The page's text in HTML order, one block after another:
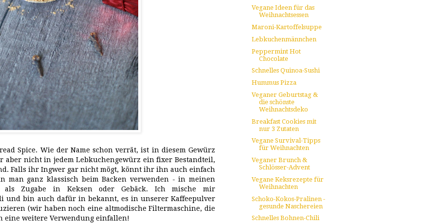
Spice. Wie der Name schon verrät, ist in diesem Gewürz
nicht in jedem Lebkuchengewürz ein fixer Bestandteil,
Falls ihr Ingwer gar nicht mögt, könnt ihr ihn auch einfach
man ganz klassisch beim Backen verwenden - in meinen
Zugabe in Keksen oder Gebäck. Ich mische mir
und bin auch dafür in bekannt, es in unserer Kaffeepulver
(wir haben noch eine altmodische Filtermaschine, die
eine weitere Verwendung einfallen!
Vegane Ideen für das
Weihnachtsessen
Maroni-Kartoffelsuppe
Lebkuchenmännchen
Peppermint Hot
Chocolate
Schnelles Quinoa-Sushi
Hummus Pizza
Veganer Geburtstag &
die schönste
Weihnachtsdeko
Breakfast Cookies mit
nur 3 Zutaten
Vegane Survival-Tipps
für Weihnachten
Veganer Brunch &
Schlösser-Advent
Vegane Keksrezepte für
Weihnachten
Schoko-Kokos-Pralinen -
gesunde Naschereien
Schnelles Bohnen-Chili